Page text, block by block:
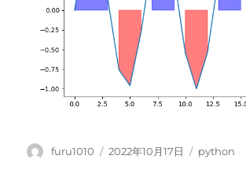
投
furu1010
投
2022年10月17日
カ
python